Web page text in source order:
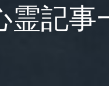
霊記事